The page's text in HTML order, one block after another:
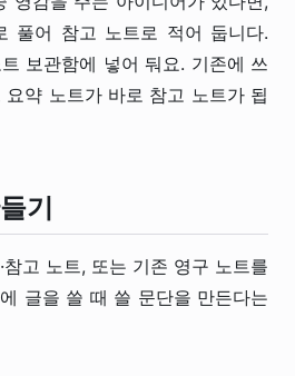
풀어 참고 노트로 적어 둡니다.
보관함에 넣어 둬요. 기존에 쓰
약 노트가 바로 참고 노트가 됩
기
고 노트, 또는 기존 영구 노트를
글을 쓸 때 쓸 문단을 만든다는